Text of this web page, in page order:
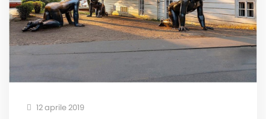
12 aprile 2019